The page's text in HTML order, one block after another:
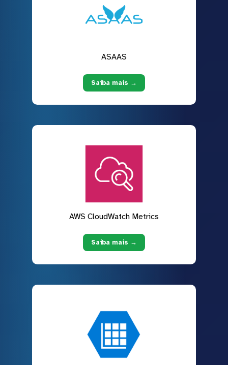
ASAAS
Saiba mais →
AWS CloudWatch Metrics
Saiba mais →